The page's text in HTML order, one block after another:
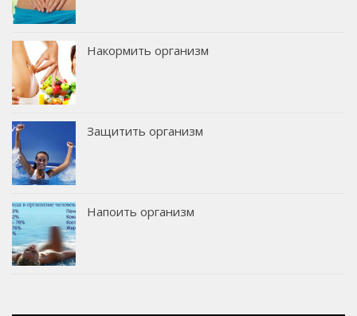
Накормить организм
Защитить организм
Напоить организм